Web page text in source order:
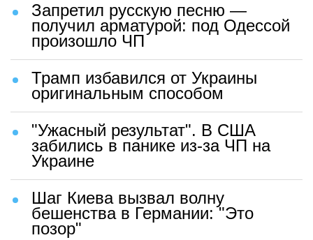
Запретил русскую песню —
получил арматурой: под Одессой
произошло ЧП
Трамп избавился от Украины
оригинальным способом
"Ужасный результат". В США
забились в панике из-за ЧП на
Украине
Шаг Киева вызвал волну
бешенства в Германии: "Это
позор"